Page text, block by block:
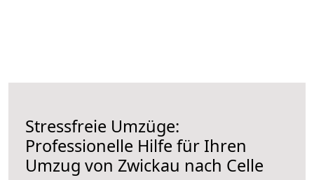
Stressfreie Umzüge:
Professionelle Hilfe für Ihren
Umzug von Zwickau nach Celle